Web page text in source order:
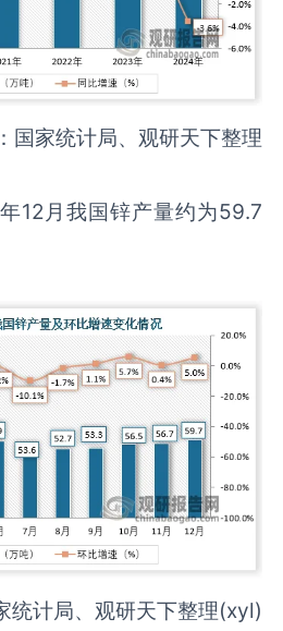
国家统计局、观研天下整理
12月我国锌产量约为59.7
统计局、观研天下整理(xyl)